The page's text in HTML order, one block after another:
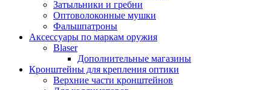
Затыльники и гребни
Оптоволоконные мушки
Фальшпатроны
Аксессуары по маркам оружия
Blaser
Дополнительные магазины
Кронштейны для крепления оптики
Верхние части кронштейнов